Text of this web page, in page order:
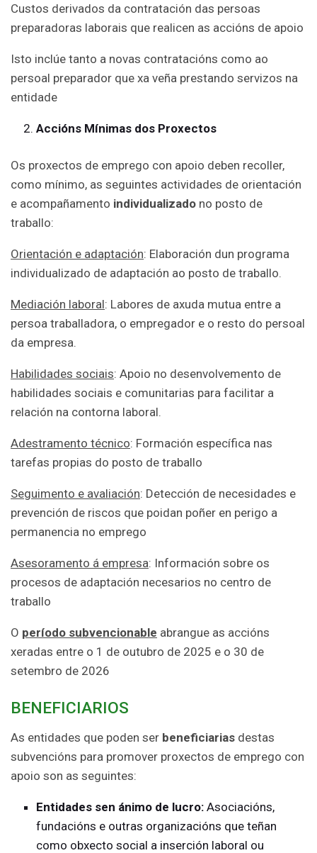
Custos derivados da contratación das persoas
preparadoras laborais que realicen as accións de apoio
Isto inclúe tanto a novas contratacións como ao
persoal preparador que xa veña prestando servizos na
entidade
Accións Mínimas dos Proxectos
Os proxectos de emprego con apoio deben recoller,
como mínimo, as seguintes actividades de orientación
e acompañamento individualizado no posto de
traballo:
Orientación e adaptación: Elaboración dun programa
individualizado de adaptación ao posto de traballo.
Mediación laboral: Labores de axuda mutua entre a
persoa traballadora, o empregador e o resto do persoal
da empresa.
Habilidades sociais: Apoio no desenvolvemento de
habilidades sociais e comunitarias para facilitar a
relación na contorna laboral.
Adestramento técnico: Formación específica nas
tarefas propias do posto de traballo
Seguimento e avaliación: Detección de necesidades e
prevención de riscos que poidan poñer en perigo a
permanencia no emprego
Asesoramento á empresa: Información sobre os
procesos de adaptación necesarios no centro de
traballo
O período subvencionable abrangue as accións
xeradas entre o 1 de outubro de 2025 e o 30 de
setembro de 2026
BENEFICIARIOS
As entidades que poden ser beneficiarias destas
subvencións para promover proxectos de emprego con
apoio son as seguintes:
Entidades sen ánimo de lucro: Asociacións,
fundacións e outras organizacións que teñan
como obxecto social a inserción laboral ou